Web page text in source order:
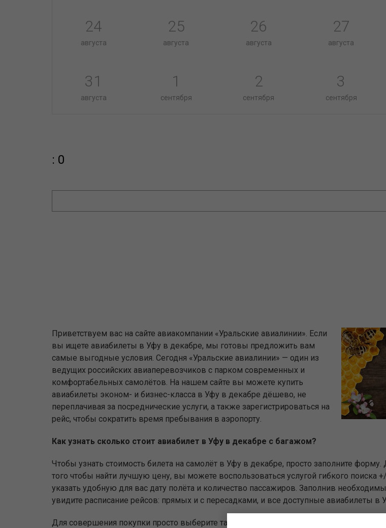
24
августа
25
августа
26
августа
27
августа
31
августа
1
сентября
2
сентября
3
сентября
: 0
Приветствуем вас на сайте авиакомпании «Уральские авиалинии». Если
вы ищете авиабилеты в Уфу в декабре, мы готовы предложить вам
самые выгодные условия. Сегодня «Уральские авиалинии» — один из
ведущих российских авиаперевозчиков с парком современных и
комфортабельных самолётов. На нашем сайте вы можете купить
авиабилеты эконом- и бизнес-класса в Уфу в декабре дёшево, не
переплачивая за посреднические услуги, а также зарегистрироваться на
рейс, чтобы сократить время пребывания в аэропорту.
Как узнать сколько стоит авиабилет в Уфу в декабре с багажом?
Чтобы узнать стоимость билета на самолёт в Уфу в декабре, просто заполните
того чтобы найти лучшую цену, вы можете воспользоваться услугой гибкого поиска
указать удобную для вас дату полёта и количество пассажиров. Заполнив
увидите расписание рейсов: прямых и с пересадками, и все доступные авиабилеты в
Для совершения покупки просто выберите тариф — именно от этого во многом